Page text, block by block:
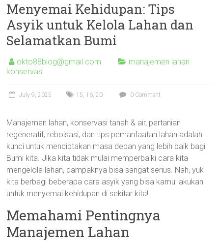
Menyemai Kehidupan: Tips
Asyik untuk Kelola Lahan dan
Selamatkan Bumi
okto88blog@gmail.com
manajemen lahan
konservasi
July 9, 2025 15, 16,20 0 Comment
Manajemen lahan, konservasi tanah & air, pertanian
regeneratif, reboisasi, dan tips pemanfaatan lahan adalah
kunci untuk menciptakan masa depan yang lebih baik bagi
Bumi kita. Jika kita tidak mulai memperbaiki cara kita
mengelola lahan, dampaknya bisa sangat serius. Nah, yuk
kita berbagi beberapa cara asyik yang bisa kamu lakukan
untuk menyemai kehidupan di sekitar kita!
Memahami Pentingnya
Manajemen Lahan